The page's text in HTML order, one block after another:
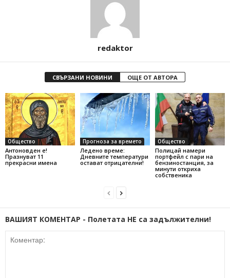
redaktor
СВЪРЗАНИ НОВИНИ ОЩЕ ОТ АВТОРА
Общество
Антоновден е!
Празнуват 11
прекрасни имена
Прогноза за времето
Ледено време:
Дневните температури
остават отрицателни!
Общество
Полицай намери
портфейл с пари на
бензиностанция, за
минути откриха
собственика
ВАШИЯТ КОМЕНТАР - Полетата НЕ са задължителни!